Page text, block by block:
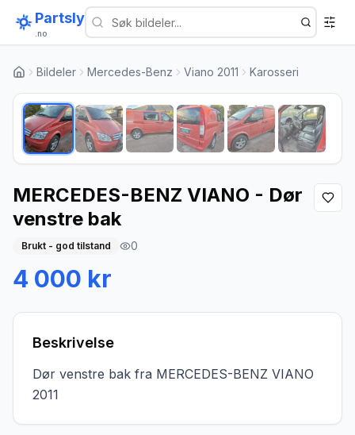
Partsly
.no
Bildeler Mercedes-Benz Viano 2011 Karosseri
MERCEDES-BENZ VIANO - Dør
venstre bak
Brukt - god tilstand 0
4 000 kr
Beskrivelse
Dør venstre bak fra MERCEDES-BENZ VIANO
2011